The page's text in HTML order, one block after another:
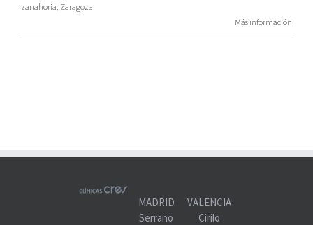
zanahoria Zaragoza
Más información
MADRID
Serrano
VALENCIA
Cirilo